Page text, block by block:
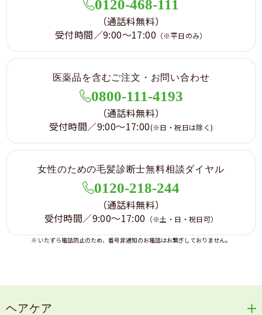
0120-468-111
（通話料無料）
受付時間／9:00～17:00 （※平日のみ）
医薬品を含むご注文・お問い合わせ
0800-111-4193
（通話料無料）
受付時間／9:00～17:00(※日・祝日は除く)
女性のための毛髪診断士無料相談ダイヤル
0120-218-244
（通話料無料）
受付時間／9:00～17:00 （※土・日・祝日可）
※ いたずら電話防止のため、番号非通知のお電話はお繋ぎしておりません。
ヘアケア